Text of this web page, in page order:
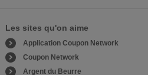
Les sites qu'on aime
Application Coupon Network
Coupon Network
Argent du Beurre